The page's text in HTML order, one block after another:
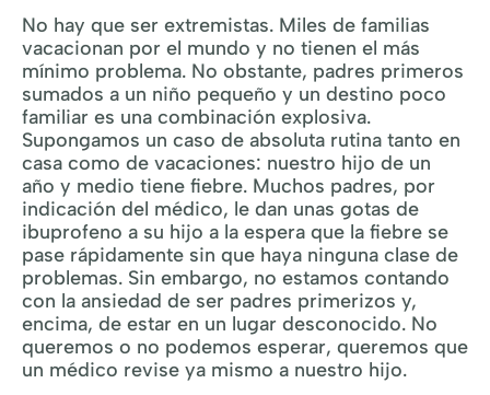
No hay que ser extremistas. Miles de familias
vacacionan por el mundo y no tienen el más
mínimo problema. No obstante, padres primeros
sumados a un niño pequeño y un destino poco
familiar es una combinación explosiva.
Supongamos un caso de absoluta rutina tanto en
casa como de vacaciones: nuestro hijo de un
año y medio tiene fiebre. Muchos padres, por
indicación del médico, le dan unas gotas de
ibuprofeno a su hijo a la espera que la fiebre se
pase rápidamente sin que haya ninguna clase de
problemas. Sin embargo, no estamos contando
con la ansiedad de ser padres primerizos y,
encima, de estar en un lugar desconocido. No
queremos o no podemos esperar, queremos que
un médico revise ya mismo a nuestro hijo.